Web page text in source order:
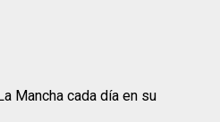
Mancha cada día en su